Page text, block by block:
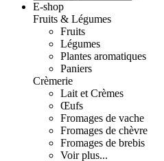
E-shop
Fruits & Légumes
Fruits
Légumes
Plantes aromatiques
Paniers
Crèmerie
Lait et Crèmes
Œufs
Fromages de vache
Fromages de chèvre
Fromages de brebis
Voir plus...